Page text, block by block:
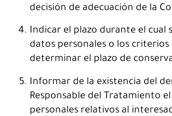
decisión de adecuación de la
Indicar el plazo durante el cual
datos personales o los criterios
determinar el plazo de
Informar de la existencia del
Responsable del Tratamiento
personales relativos al